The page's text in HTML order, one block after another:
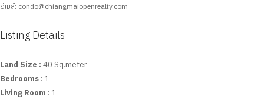
อีเมล์: condo@chiangmaiopenrealty.com
Listing Details
Land Size :40 Sq.meter
Bedrooms: 1
Living Room : 1